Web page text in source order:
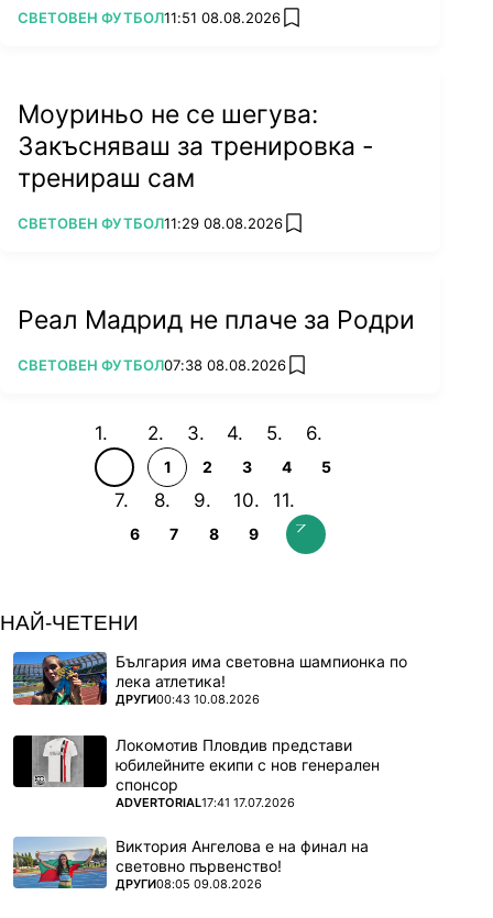
ПОВЕЧЕ ОТ
СВЕТОВЕН ФУТБОЛ11:51 08.08.2026 add favorites
Моуриньо не се шегува:
Закъсняваш за тренировка -
тренираш сам
ПОВЕЧЕ ОТ
СВЕТОВЕН ФУТБОЛ11:29 08.08.2026 add favorites
Реал Мадрид не плаче за Родри
ПОВЕЧЕ ОТ
СВЕТОВЕН ФУТБОЛ07:38 08.08.2026 add favorites
1 2 3 4 5
6 7 8 9
НАЙ-ЧЕТЕНИ
България има световна шампионка по
лека атлетика!
ПОВЕЧЕ ОТ
ДРУГИ00:43 10.08.2026
Локомотив Пловдив представи
юбилейните екипи с нов генерален
спонсор
ПОВЕЧЕ ОТ
ADVERTORIAL17:41 17.07.2026
Виктория Ангелова е на финал на
световно първенство!
ПОВЕЧЕ ОТ
ДРУГИ08:05 09.08.2026